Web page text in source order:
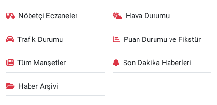
Nöbetçi Eczaneler Hava Durumu
Trafik Durumu Puan Durumu ve Fikstür
Tüm Manşetler Son Dakika Haberleri
Haber Arşivi